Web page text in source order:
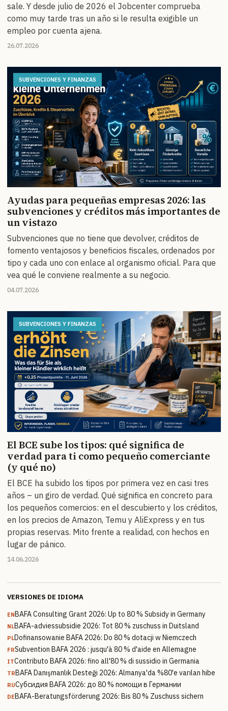
sale. Y desde julio de 2026 el Jobcenter comprueba
como muy tarde tras un año si le resulta exigible un
empleo por cuenta ajena.
26.07.2026
SUBVENCIONES Y FINANZAS
Ayudas para pequeñas empresas 2026: las
subvenciones y créditos más importantes de
un vistazo
Subvenciones que no tiene que devolver, créditos de
fomento ventajosos y beneficios fiscales, ordenados por
tipo y cada uno con enlace al organismo oficial. Para que
vea qué le conviene realmente a su negocio.
04.07.2026
SUBVENCIONES Y FINANZAS
El BCE sube los tipos: qué significa de
verdad para ti como pequeño comerciante
(y qué no)
El BCE ha subido los tipos por primera vez en casi tres
años – un giro de verdad. Qué significa en concreto para
los pequeños comercios: en el descubierto y los créditos,
en los precios de Amazon, Temu y AliExpress y en tus
propias reservas. Mito frente a realidad, con hechos en
lugar de pánico.
14.06.2026
VERSIONES DE IDIOMA
ENBAFA Consulting Grant 2026: Up to 80 % Subsidy in Germany
NLBAFA-adviessubsidie 2026: Tot 80 % zuschuss in Duitsland
PLDofinansowanie BAFA 2026: Do 80 % dotacji w Niemczech
FRSubvention BAFA 2026 : jusqu'à 80 % d'aide en Allemagne
ITContributo BAFA 2026: fino all'80 % di sussidio in Germania
TRBAFA Danışmanlık Desteği 2026: Almanya'da %80'e varılan hibe
RUСубсидия BAFA 2026: до 80 % помощи в Германии
DEBAFA-Beratungsförderung 2026: Bis 80 % Zuschuss sichern